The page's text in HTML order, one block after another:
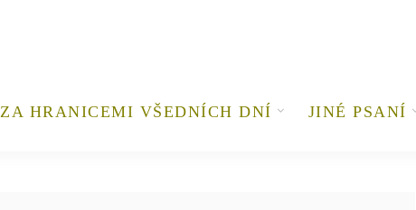
ZA HRANICEMI VŠEDNÍCH DNÍ JINÉ PSANÍ